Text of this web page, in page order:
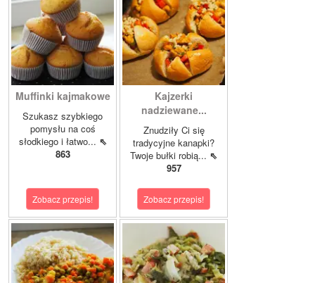
Muffinki kajmakowe
Szukasz szybkiego
pomysłu na coś
słodkiego i łatwo... ⇖
863
Zobacz przepis!
Kajzerki
nadziewane...
Znudziły Ci się
tradycyjne kanapki?
Twoje bułki robią... ⇖
957
Zobacz przepis!